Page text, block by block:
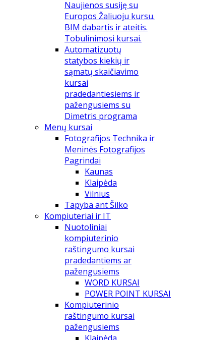
Naujienos susiję su
Europos Žaliuoju kursu.
BIM dabartis ir ateitis.
Tobulinimosi kursai.
Automatizuotų
statybos kiekių ir
sąmatų skaičiavimo
kursai
pradedantiesiems ir
pažengusiems su
Dimetris programa
Menų kursai
Fotografijos Technika ir
Meninės Fotografijos
Pagrindai
Kaunas
Klaipėda
Vilnius
Tapyba ant Šilko
Kompiuteriai ir IT
Nuotoliniai
kompiuterinio
raštingumo kursai
pradedantiems ar
pažengusiems
WORD KURSAI
POWER POINT KURSAI
Kompiuterinio
raštingumo kursai
pažengusiems